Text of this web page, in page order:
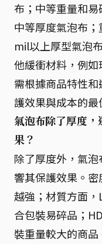
布；中等重量和
中等厚度氣泡布
mil以上厚型氣泡
他緩衝材料，例
需根據商品特性
護效果與成本的最
氣泡布除了厚度，
果？
除了厚度外，氣
響其保護效果。
越強；材質方面
合包裝易碎品；
裝重量較大的商